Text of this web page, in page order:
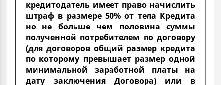
кредитодатель имеет право начислить
штраф в размере 50% от тела Кредита
но не больше чем половина суммы
полученной потребителем по договору
(для договоров общий размер кредита
по которому превышает размер одной
минимальной заработной платы на
дату заключения Договора) или в